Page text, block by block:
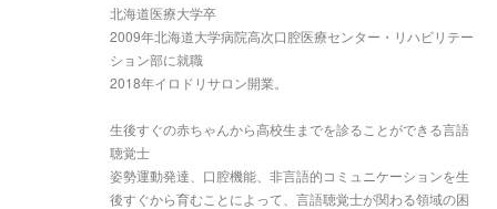
北海道医療大学卒
2009年北海道大学病院高次口腔医療センター・リハビリテー
ション部に就職
2018年イロドリサロン開業。
生後すぐの赤ちゃんから高校生までを診ることができる言語
聴覚士
姿勢運動発達、口腔機能、非言語的コミュニケーションを生
後すぐから育むことによって、言語聴覚士が関わる領域の困